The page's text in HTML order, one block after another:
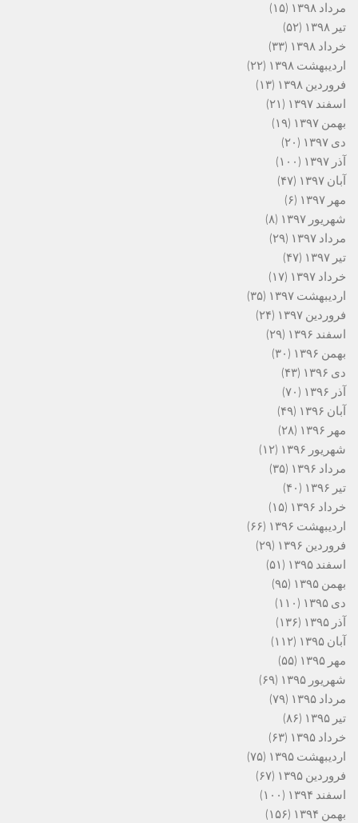
مرداد ۱۳۹۸
(۱۵)
تیر ۱۳۹۸
(۵۲)
خرداد ۱۳۹۸
(۳۳)
اردیبهشت ۱۳۹۸
(۲۲)
فروردین ۱۳۹۸
(۱۳)
اسفند ۱۳۹۷
(۲۱)
بهمن ۱۳۹۷
(۱۹)
دی ۱۳۹۷
(۲۰)
آذر ۱۳۹۷
(۱۰۰)
آبان ۱۳۹۷
(۴۷)
مهر ۱۳۹۷
(۶)
شهریور ۱۳۹۷
(۸)
مرداد ۱۳۹۷
(۲۹)
تیر ۱۳۹۷
(۴۷)
خرداد ۱۳۹۷
(۱۷)
اردیبهشت ۱۳۹۷
(۳۵)
فروردین ۱۳۹۷
(۲۴)
اسفند ۱۳۹۶
(۲۹)
بهمن ۱۳۹۶
(۳۰)
دی ۱۳۹۶
(۴۳)
آذر ۱۳۹۶
(۷۰)
آبان ۱۳۹۶
(۴۹)
مهر ۱۳۹۶
(۲۸)
شهریور ۱۳۹۶
(۱۲)
مرداد ۱۳۹۶
(۳۵)
تیر ۱۳۹۶
(۴۰)
خرداد ۱۳۹۶
(۱۵)
اردیبهشت ۱۳۹۶
(۶۶)
فروردین ۱۳۹۶
(۲۹)
اسفند ۱۳۹۵
(۵۱)
بهمن ۱۳۹۵
(۹۵)
دی ۱۳۹۵
(۱۱۰)
آذر ۱۳۹۵
(۱۳۶)
آبان ۱۳۹۵
(۱۱۲)
مهر ۱۳۹۵
(۵۵)
شهریور ۱۳۹۵
(۶۹)
مرداد ۱۳۹۵
(۷۹)
تیر ۱۳۹۵
(۸۶)
خرداد ۱۳۹۵
(۶۳)
اردیبهشت ۱۳۹۵
(۷۵)
فروردین ۱۳۹۵
(۶۷)
اسفند ۱۳۹۴
(۱۰۰)
بهمن ۱۳۹۴
(۱۵۶)